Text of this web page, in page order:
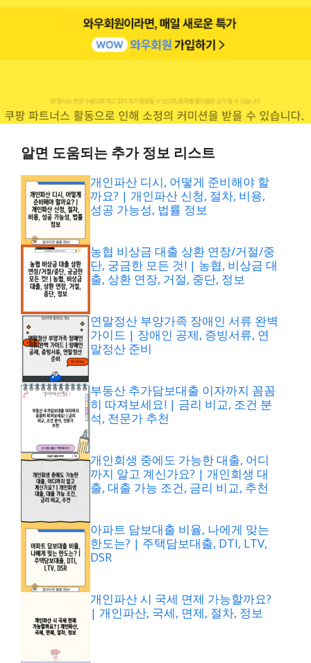
알면 도움되는 추가 정보 리스트
개인파산 디시, 어떻게 준비해야 할
까요? | 개인파산 신청, 절차, 비용,
성공 가능성, 법률 정보
농협 비상금 대출 상환 연장/거절/중
단, 궁금한 모든 것! | 농협, 비상금 대
출, 상환 연장, 거절, 중단, 정보
연말정산 부양가족 장애인 서류 완벽
가이드 | 장애인 공제, 증빙서류, 연
말정산 준비
부동산 추가담보대출 이자까지 꼼꼼
히 따져보세요! | 금리 비교, 조건 분
석, 전문가 추천
개인회생 중에도 가능한 대출, 어디
까지 알고 계신가요? | 개인회생 대
출, 대출 가능 조건, 금리 비교, 추천
아파트 담보대출 비율, 나에게 맞는
한도는? | 주택담보대출, DTI, LTV,
DSR
개인파산 시 국세 면제 가능할까요?
| 개인파산, 국세, 면제, 절차, 정보